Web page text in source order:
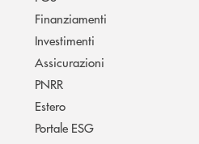
Finanziamenti
Investimenti
Assicurazioni
PNRR
Estero
Portale ESG